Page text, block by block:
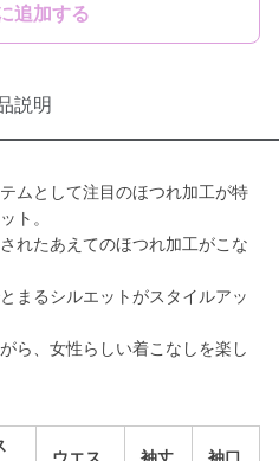
追加する
説明
ムとして注目のほつれ加工が特
ト。
れたあえてのほつれ加工がこな
まるシルエットがスタイルアッ
ら、女性らしい着こなしを楽し